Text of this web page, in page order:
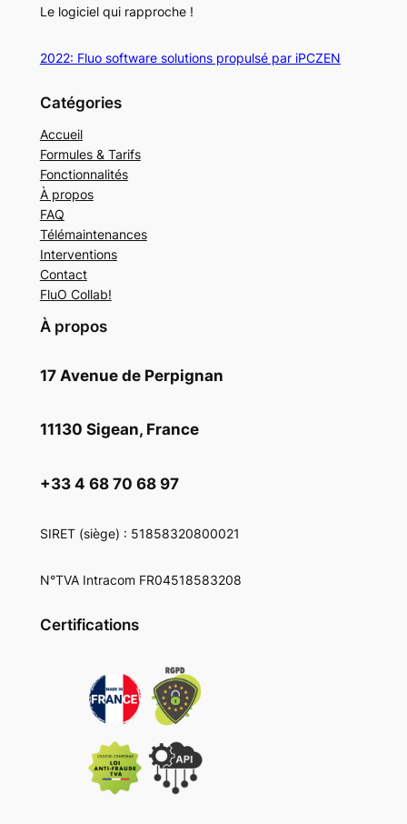
Le logiciel qui rapproche !
2022: Fluo software solutions propulsé par iPCZEN
Catégories
Accueil
Formules & Tarifs
Fonctionnalités
À propos
FAQ
Télémaintenances
Interventions
Contact
FluO Collab!
À propos
17 Avenue de Perpignan
11130 Sigean, France
+33 4 68 70 68 97
SIRET(siège) : 51858320800021
N°TVA Intracom FR04518583208
Certifications